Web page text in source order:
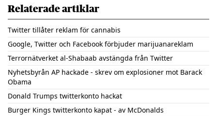
Relaterade artiklar
Twitter tillåter reklam för cannabis
Google, Twitter och Facebook förbjuder marijuanareklam
Terrornätverket al-Shabaab avstängda från Twitter
Nyhetsbyrån AP hackade - skrev om explosioner mot Barack
Obama
Donald Trumps twitterkonto hackat
Burger Kings twitterkonto kapat - av McDonalds